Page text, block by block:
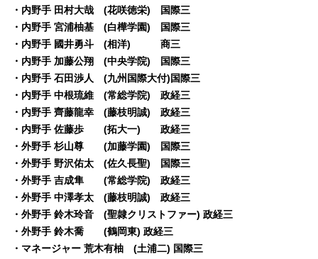
・内野手 田村大哉 (花咲徳栄) 国際三
・内野手 宮浦柚基 (白樺学園) 国際三
・内野手 國井勇斗 (相洋) 商三
・内野手 加藤公翔 (中央学院) 国際三
・内野手 石田渉人 (九州国際大付)国際三
・内野手 中根琉維 (常総学院) 政経三
・内野手 齊藤龍幸 (藤枝明誠) 政経三
・内野手 佐藤歩 (拓大一) 政経三
・外野手 杉山尊 (加藤学園) 国際三
・外野手 野沢佑太 (佐久長聖) 国際三
・外野手 吉成隼 (常総学院) 政経三
・外野手 中澤孝太 (藤枝明誠) 政経三
・外野手 鈴木玲音 (聖隷クリストファー) 政経三
・外野手 鈴木喬 (鶴岡東) 政経三
・マネージャー 荒木有柚 (土浦二) 国際三